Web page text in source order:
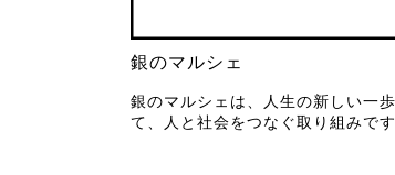
銀のマルシェ
銀のマルシェは、人生の新しい一
て、人と社会をつなぐ取り組みです